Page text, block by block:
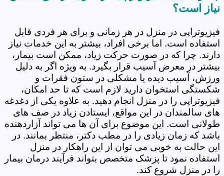
نیاز است؟
فیزیوتراپی در منزل در هر زمانی و برای هر فردی قابل
استفاده است. اما برخی افراد، بیشتر به این خدمات نیاز
دارند. چرا که در صورت حرکت زیاد، ممکن است بیمار،
بیشتر در معرض آسیب قرار بگیرد. به ویژه اگر به دلیل
ورزش، آسیب دیده یا مشکلی در ستون فقرات و
شکستگی استخوان دارید لازم است که تا حد امکان،
فیزیوتراپی را در منزل انجام دهید. به علاوه یکی از دغدغه
های سالمندان در این مواقع، ایستادن زیاد در صف های
طولانی است. این موضوع برای آن ها می تواند آزاردهنده
باشد که زمان زیادی را در مطب دکتر، منتظر بمانند. در
این حالت به خوبی می توان از این راهکار در منزل
استفاده نمود تا پزشک متخصص بتواند فرآیند درمان بیمار
را در منزل شروع کند.